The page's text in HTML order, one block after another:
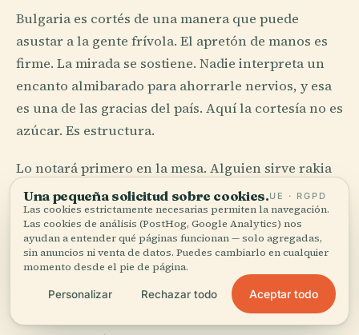
Bulgaria es cortés de una manera que puede
asustar a la gente frívola. El apretón de manos es
firme. La mirada se sostiene. Nadie interpreta un
encanto almibarado para ahorrarle nervios, y esa
es una de las gracias del país. Aquí la cortesía no es
azúcar. Es estructura.
Lo notará primero en la mesa. Alguien sirve rakia
antes de que la comida haya empezado de verdad, y
el vaso no es un accesorio. Es un umbral.
Aceptarlo es admitir que el encuentro va en serio.
Rechazarlo es posible, claro, pero ayuda tener un
motivo. Ayuda más aún la honestidad.
Incluso la severidad aparente tiene calor por
Una pequeña solicitud sobre cookies.UE · RGPD
Las cookies estrictamente necesarias permiten la navegación.
Las cookies de análisis (PostHog, Google Analytics) nos
ayudan a entender qué páginas funcionan — solo agregadas,
sin anuncios ni venta de datos. Puedes cambiarlo en cualquier
momento desde el pie de página.
Personalizar Rechazar todo Aceptar todo